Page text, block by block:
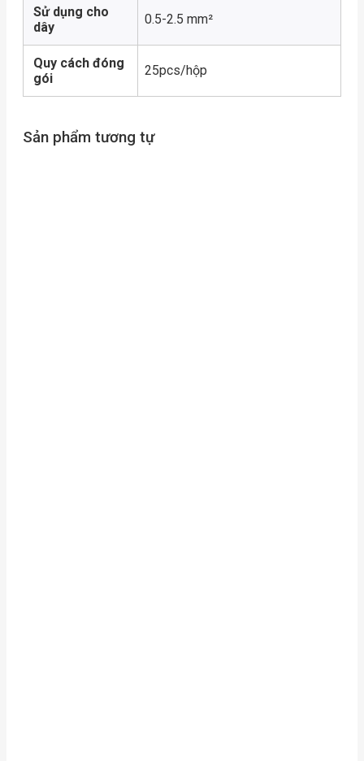
Sử dụng cho
dây
0.5-2.5 mm²
Quy cách đóng
gói
25pcs/hộp
Sản phẩm tương tự